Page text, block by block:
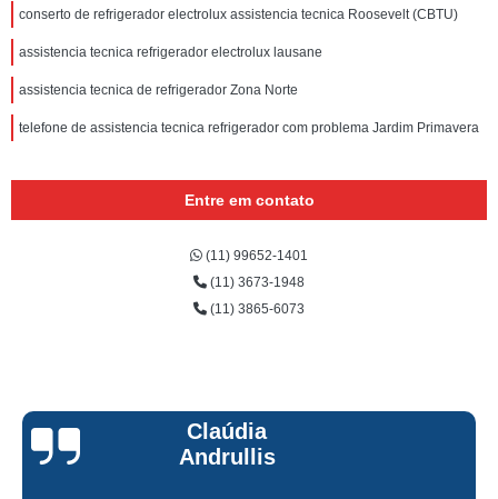
conserto de refrigerador electrolux assistencia tecnica Roosevelt (CBTU)
assistencia tecnica refrigerador electrolux lausane
assistencia tecnica de refrigerador Zona Norte
telefone de assistencia tecnica refrigerador com problema Jardim Primavera
Entre em contato
(11) 99652-1401
(11) 3673-1948
(11) 3865-6073
Claúdia
Andrullis